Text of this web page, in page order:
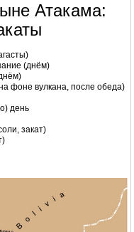
Атакама:
(днём)
фоне вулкана, после обеда)
день
закат)